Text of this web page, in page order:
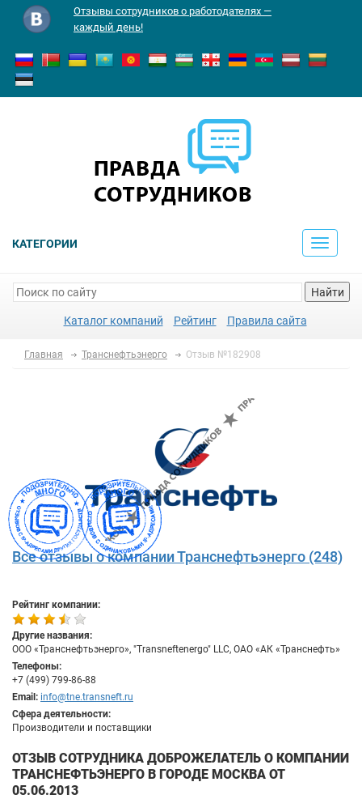
Отзывы сотрудников о работодателях —
каждый день!
КАТЕГОРИИ
Toggle
Найти
Каталог компаний Рейтинг Правила сайта
Главная Транснефтьэнерго Отзыв №182908
Все отзывы о компании Транснефтьэнерго (248)
Рейтинг компании:
Другие названия:
ООО «Транснефтьэнерго», "Transneftenergo" LLC, ОАО «АК «Транснефть»
Телефоны:
+7 (499) 799-86-88
Email: info@tne.transneft.ru
Сфера деятельности:
Производители и поставщики
ОТЗЫВ СОТРУДНИКА ДОБРОЖЕЛАТЕЛЬ О КОМПАНИИ
ТРАНСНЕФТЬЭНЕРГО В ГОРОДЕ МОСКВА ОТ
05.06.2013